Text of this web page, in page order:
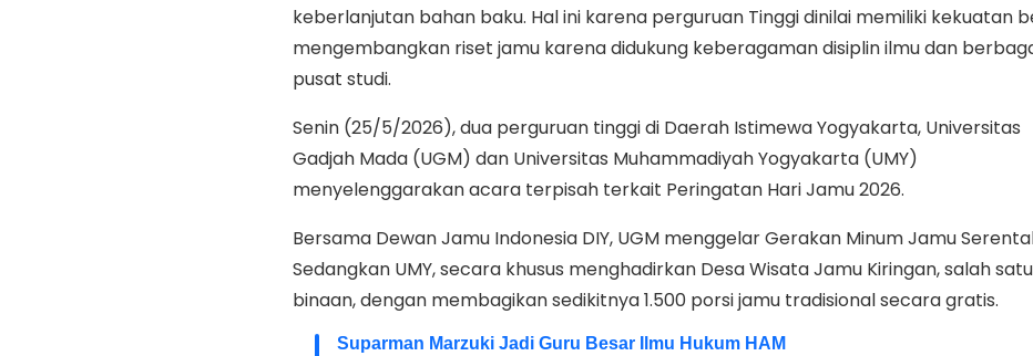
keberlanjutan bahan baku. Hal ini karena perguruan Tinggi dinilai memiliki kekuatan
mengembangkan riset jamu karena didukung keberagaman disiplin ilmu dan
pusat studi.
Senin (25/5/2026), dua perguruan tinggi di Daerah Istimewa Yogyakarta, Universitas
Gadjah Mada (UGM) dan Universitas Muhammadiyah Yogyakarta (UMY)
menyelenggarakan acara terpisah terkait Peringatan Hari Jamu 2026.
Bersama Dewan Jamu Indonesia DIY, UGM menggelar Gerakan Minum Jamu
Sedangkan UMY, secara khusus menghadirkan Desa Wisata Jamu Kiringan, salah
binaan, dengan membagikan sedikitnya 1.500 porsi jamu tradisional secara gratis.
Suparman Marzuki Jadi Guru Besar Ilmu Hukum HAM